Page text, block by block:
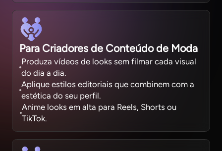
Para Criadores de Conteúdo de Moda
Produza vídeos de looks sem filmar cada visual
do dia a dia.
Aplique estilos editoriais que combinem com a
estética do seu perfil.
Anime looks em alta para Reels, Shorts ou
TikTok.